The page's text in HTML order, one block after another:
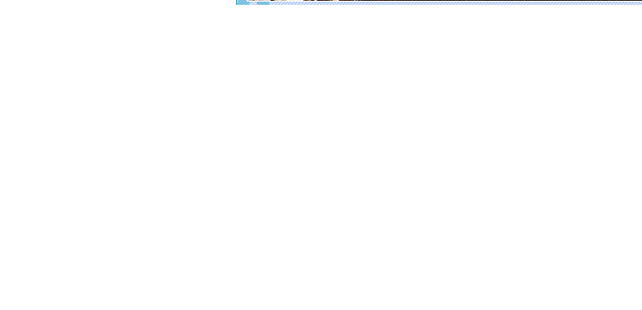
[春节]风柔雨润好月圆，半岛铁盒伴身边